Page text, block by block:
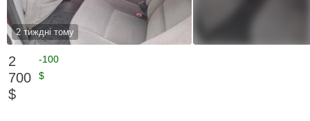
2 тиждні тому
2
700
$
-100
$